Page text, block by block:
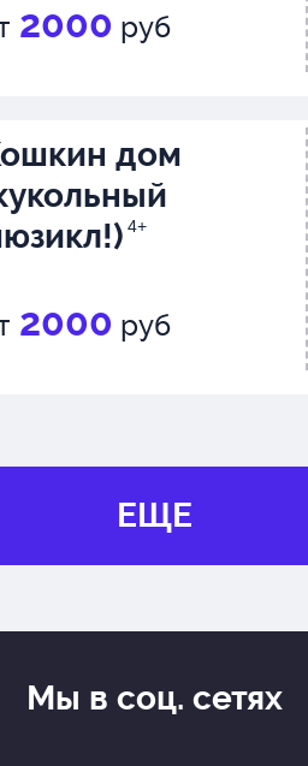
2000 руб
дом
4+
2000 руб
ЕЩЕ
Мы в соц. сетях